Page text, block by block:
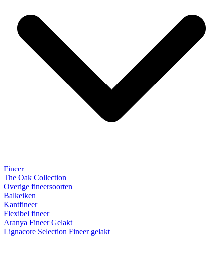
Fineer
The Oak Collection
Overige fineersoorten
Balkeiken
Kantfineer
Flexibel fineer
Aranya Fineer Gelakt
Lignacore Selection Fineer gelakt